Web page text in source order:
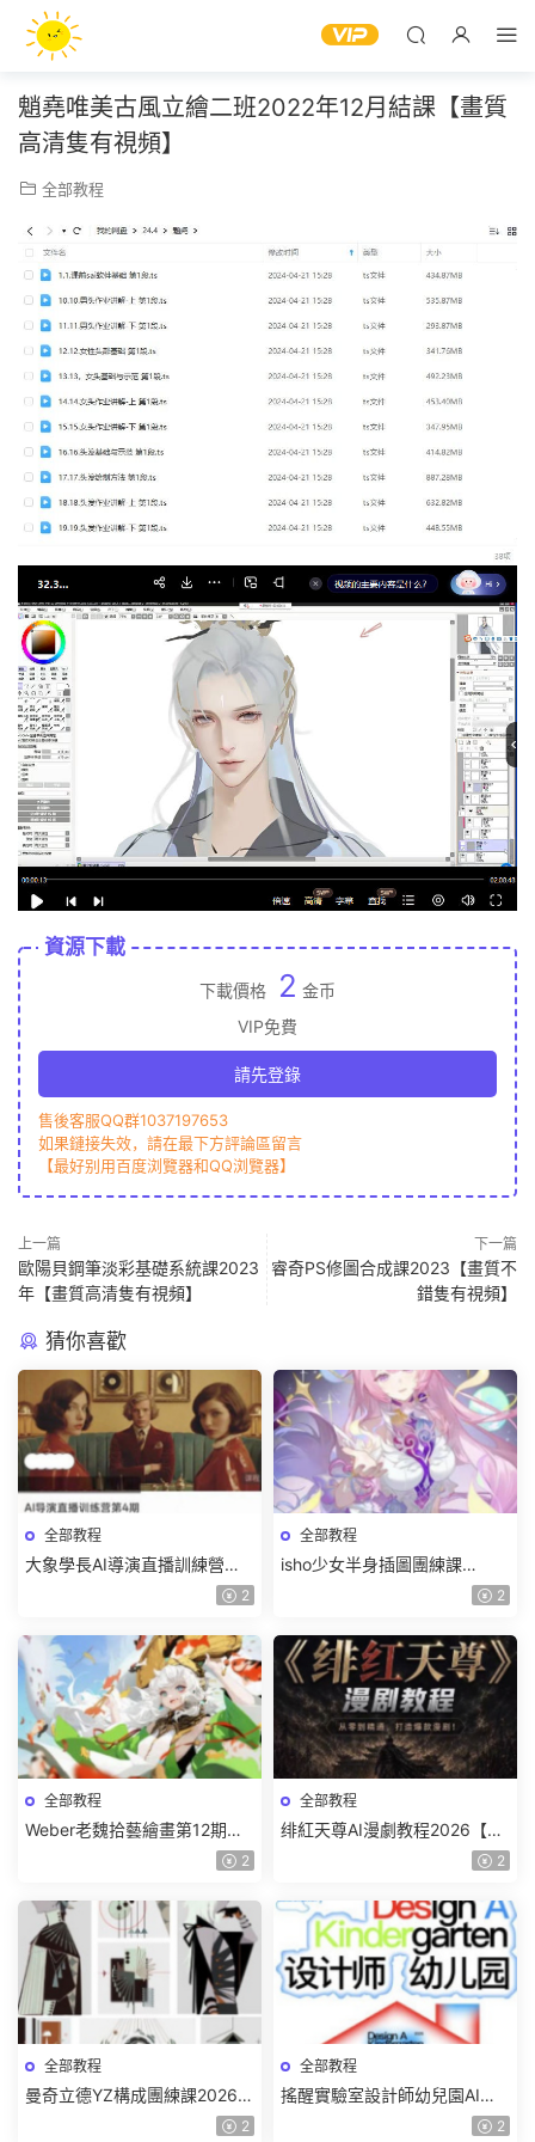
魈堯唯美古風立繪二班2022年12月結課【畫質
高清隻有視頻】
全部教程
資源下載
下載價格 2 金币
VIP免費
請先登錄
售後客服QQ群1037197653
如果鏈接失效，請在最下方評論區留言
【最好别用百度浏覽器和QQ浏覽器】
上一篇
歐陽貝鋼筆淡彩基礎系統課2023
年【畫質高清隻有視頻】
下一篇
睿奇PS修圖合成課2023【畫質不
錯隻有視頻】
猜你喜歡
全部教程
大象學長AI導演直播訓練營第4
期2026【畫質高清有資料】 2
全部教程
isho少女半身插圖團練課
2026【畫質高清隻有視頻】 2
全部教程
Weber老魏拾藝繪畫第12期角
色特訓班【畫質不錯隻有視
2
全部教程
绯紅天尊AI漫劇教程2026【畫
2
全部教程
曼奇立德YZ構成團練課2026年
8月已結課【畫質高清有課件】
2
全部教程
搖醒實驗室設計師幼兒園AI軟
件基礎課2025【畫質不錯有素
2